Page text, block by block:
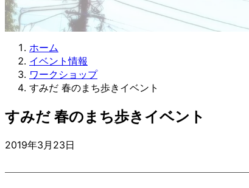
ホーム
イベント情報
ワークショップ
すみだ 春のまち歩きイベント
すみだ 春のまち歩きイベント
2019年3月23日